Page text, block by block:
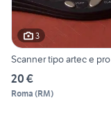
3
Scanner tipo artec e pro
20 €
Roma (RM)